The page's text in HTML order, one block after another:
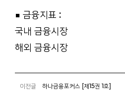
■ 금융지표 :
국내 금융시장
해외 금융시장
이전글 하나금융포커스 [제15권 1호]